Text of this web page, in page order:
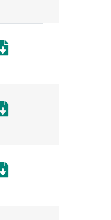
Documento: PLAN ANUAL
Documento:
Documento: Plan Anual de